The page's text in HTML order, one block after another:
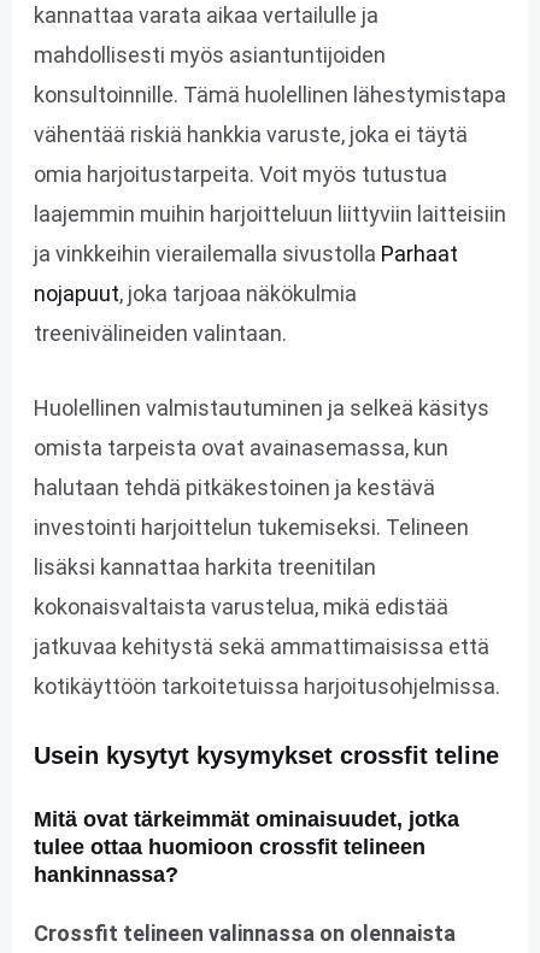
kannattaa varata aikaa vertailulle ja
mahdollisesti myös asiantuntijoiden
konsultoinnille. Tämä huolellinen lähestymistapa
vähentää riskiä hankkia varuste, joka ei täytä
omia harjoitustarpeita. Voit myös tutustua
laajemmin muihin harjoitteluun liittyviin laitteisiin
ja vinkkeihin vierailemalla sivustolla Parhaat
nojapuut, joka tarjoaa näkökulmia
treenivälineiden valintaan.
Huolellinen valmistautuminen ja selkeä käsitys
omista tarpeista ovat avainasemassa, kun
halutaan tehdä pitkäkestoinen ja kestävä
investointi harjoittelun tukemiseksi. Telineen
lisäksi kannattaa harkita treenitilan
kokonaisvaltaista varustelua, mikä edistää
jatkuvaa kehitystä sekä ammattimaisissa että
kotikäyttöön tarkoitetuissa harjoitusohjelmissa.
Usein kysytyt kysymykset crossfit teline
Mitä ovat tärkeimmät ominaisuudet, jotka
tulee ottaa huomioon crossfit telineen
hankinnassa?
Crossfit telineen valinnassa on olennaista